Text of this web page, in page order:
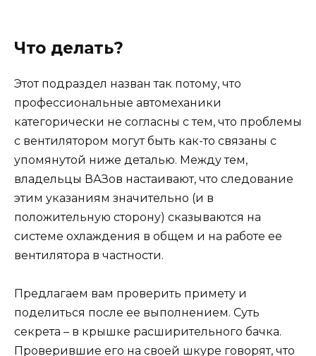
Что делать?
Этот подраздел назван так потому, что
профессиональные автомеханики
категорически не согласны с тем, что проблемы
с вентилятором могут быть как-то связаны с
упомянутой ниже деталью. Между тем,
владельцы ВАЗов настаивают, что следование
этим указаниям значительно (и в
положительную сторону) сказываются на
системе охлаждения в общем и на работе ее
вентилятора в частности.
Предлагаем вам проверить примету и
поделиться после ее выполнением. Суть
секрета – в крышке расширительного бачка.
Проверившие его на своей шкуре говорят, что